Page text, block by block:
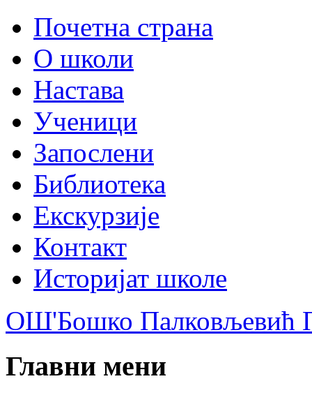
Почетна страна
О школи
Настава
Ученици
Запослени
Библиотека
Екскурзије
Контакт
Историјат школе
ОШ'Бошко Палковљевић
Главни мени